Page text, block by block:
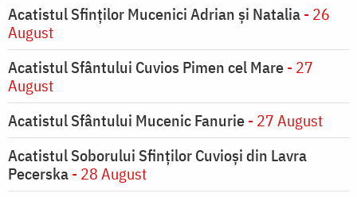
Acatistul Sfinților Mucenici Adrian și Natalia- 26
August
Acatistul Sfântului Cuvios Pimen cel Mare- 27
August
Acatistul Sfântului Mucenic Fanurie- 27 August
Acatistul Soborului Sfinților Cuvioși din Lavra
Pecerska- 28 August